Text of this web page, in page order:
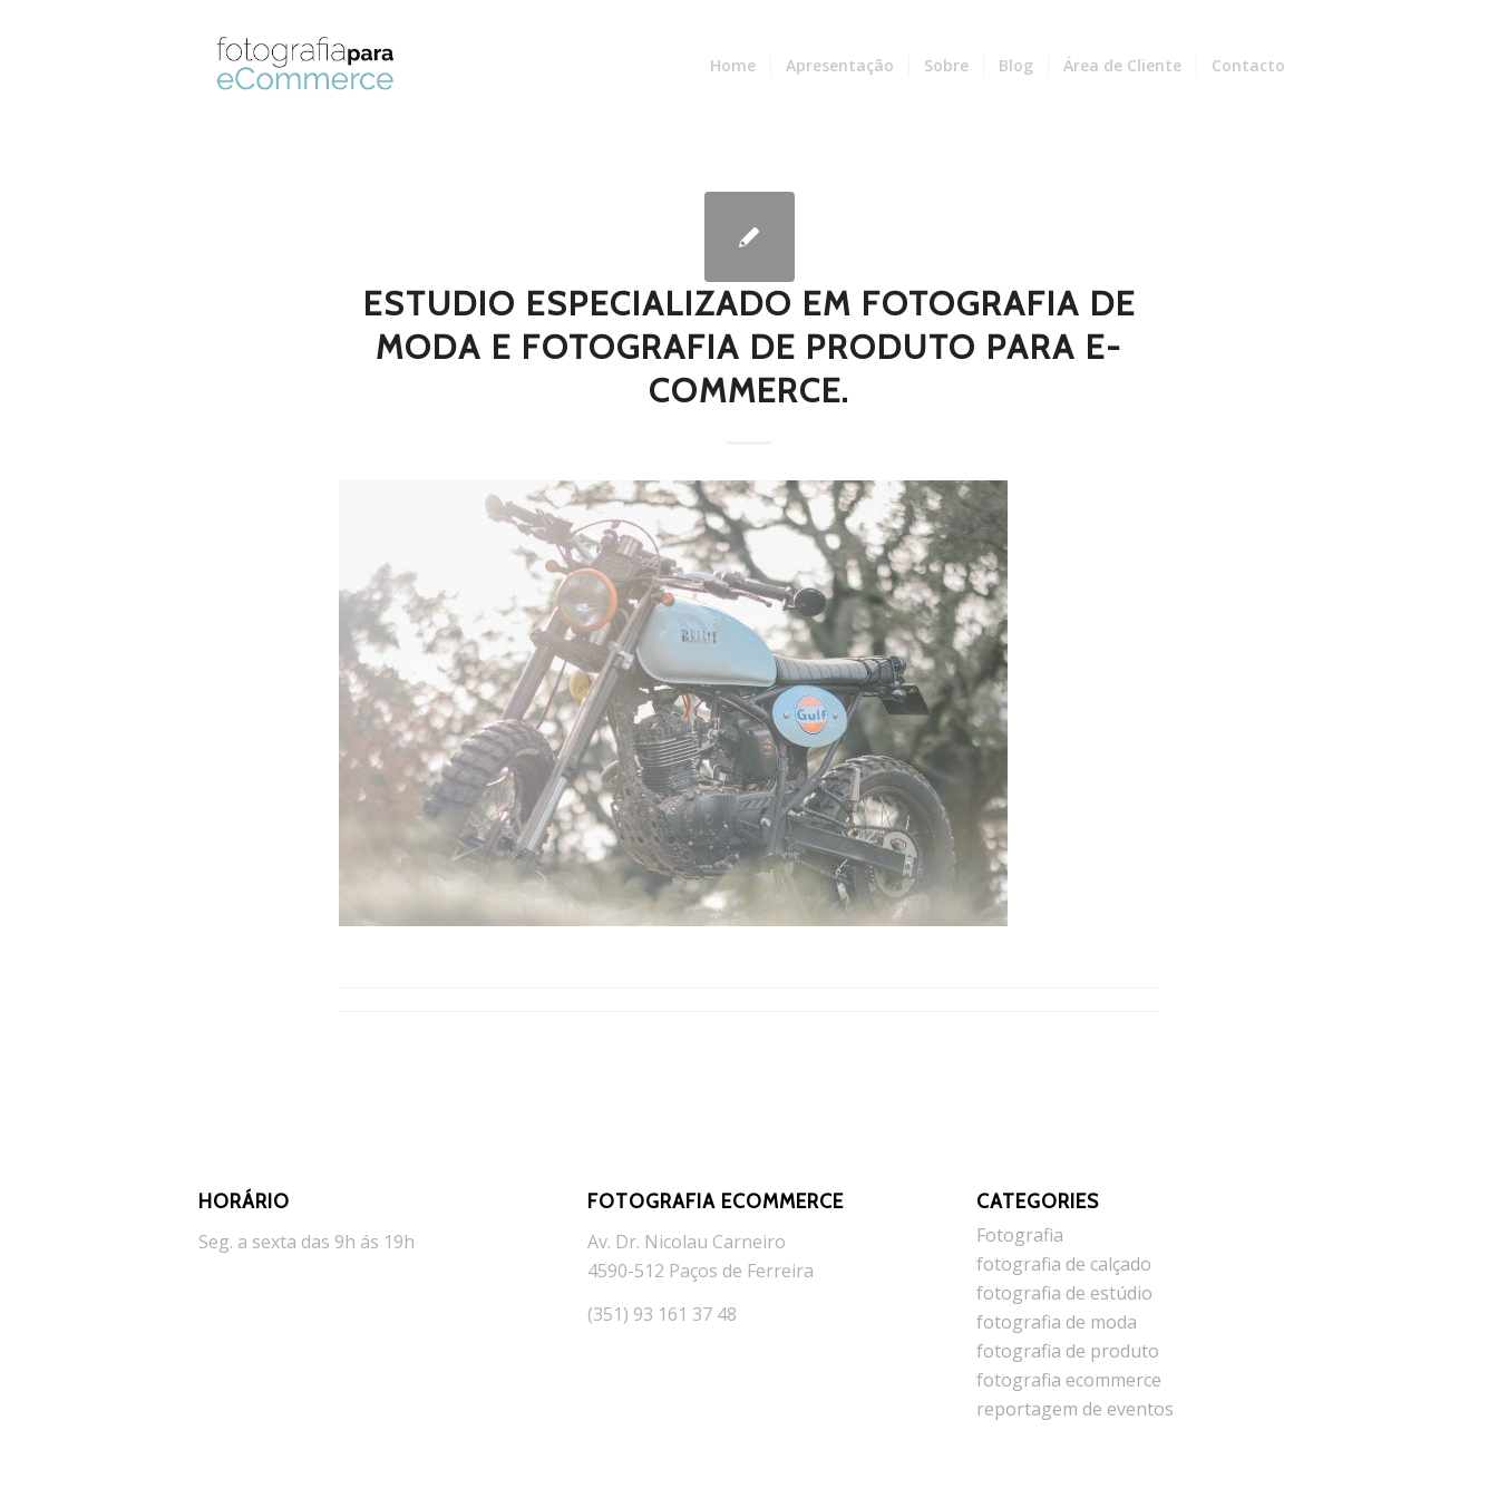
Home Apresentação Sobre Blog Área de Cliente Contacto
ESTUDIO ESPECIALIZADO EM FOTOGRAFIA DE
MODA E FOTOGRAFIA DE PRODUTO PARA E-
COMMERCE.
HORÁRIO
Seg. a sexta das 9h ás 19h
FOTOGRAFIA ECOMMERCE
Av. Dr. Nicolau Carneiro
4590-512 Paços de Ferreira
(351) 93 161 37 48
CATEGORIES
Fotografia
fotografia de calçado
fotografia de estúdio
fotografia de moda
fotografia de produto
fotografia ecommerce
reportagem de eventos